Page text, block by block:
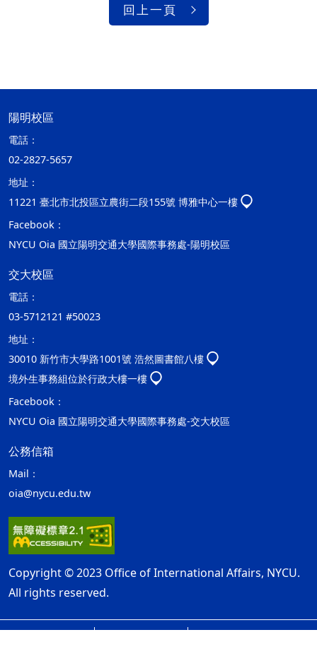
回上一頁
陽明校區
電話：
02-2827-5657
地址：
11221 臺北市北投區立農街二段155號 博雅中心一樓
Facebook：
NYCU Oia 國立陽明交通大學國際事務處-陽明校區
交大校區
電話：
03-5712121 #50023
地址：
30010 新竹市大學路1001號 浩然圖書館八樓
境外生事務組位於行政大樓一樓
Facebook：
NYCU Oia 國立陽明交通大學國際事務處-交大校區
公務信箱
Mail：
oia@nycu.edu.tw
Copyright © 2023 Office of International Affairs, NYCU.
All rights reserved.
網站資訊開放宣告
隱私權及安全政策
ap2